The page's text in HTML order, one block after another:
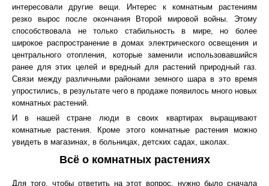
интересовали другие вещи. Интерес к комнатным растениям
резко вырос после окончания Второй мировой войны. Этому
способствовала не только стабильность в мире, но более
широкое распространение в домах электрического освещения и
центрального отопления, которые заменили использовавшийся
ранее для этих целей и вредный для растений природный газ.
Связи между различными районами земного шара в это время
упростились, в результате чего в продаже появилось много новых
комнатных растений.
И в нашей стране люди в своих квартирах выращивают
комнатные растения. Кроме этого комнатные растения можно
увидеть в магазинах, в больницах, детских садах, школах.
Всё о комнатных растениях
Для того, чтобы ответить на этот вопрос, нужно было сначала